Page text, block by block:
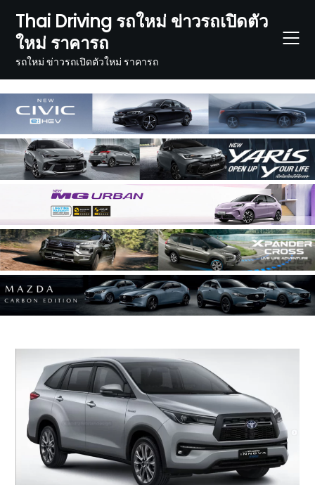
content
Thai Driving รถใหม่ ข่าวรถเปิดตัว
ใหม่ ราคารถ
รถใหม่ ข่าวรถเปิดตัวใหม่ ราคารถ